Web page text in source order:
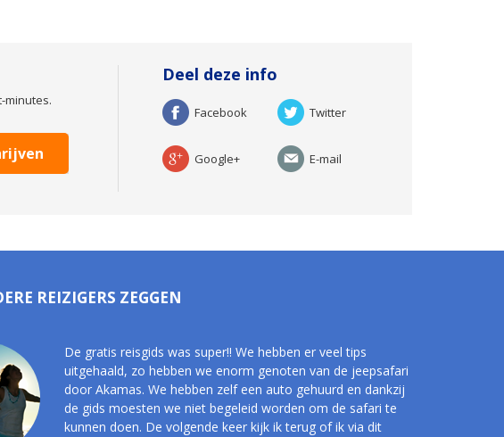
minutes.
Deel deze info
Facebook Twitter
Google+ E-mail
REIZIGERS ZEGGEN
De gratis reisgids was super!! We hebben er veel tips
uitgehaald, zo hebben we enorm genoten van de jeepsafari
door Akamas. We hebben zelf een auto gehuurd en dankzij
de gids moesten we niet begeleid worden om de safari te
kunnen doen. De volgende keer kijk ik terug of ik via dit